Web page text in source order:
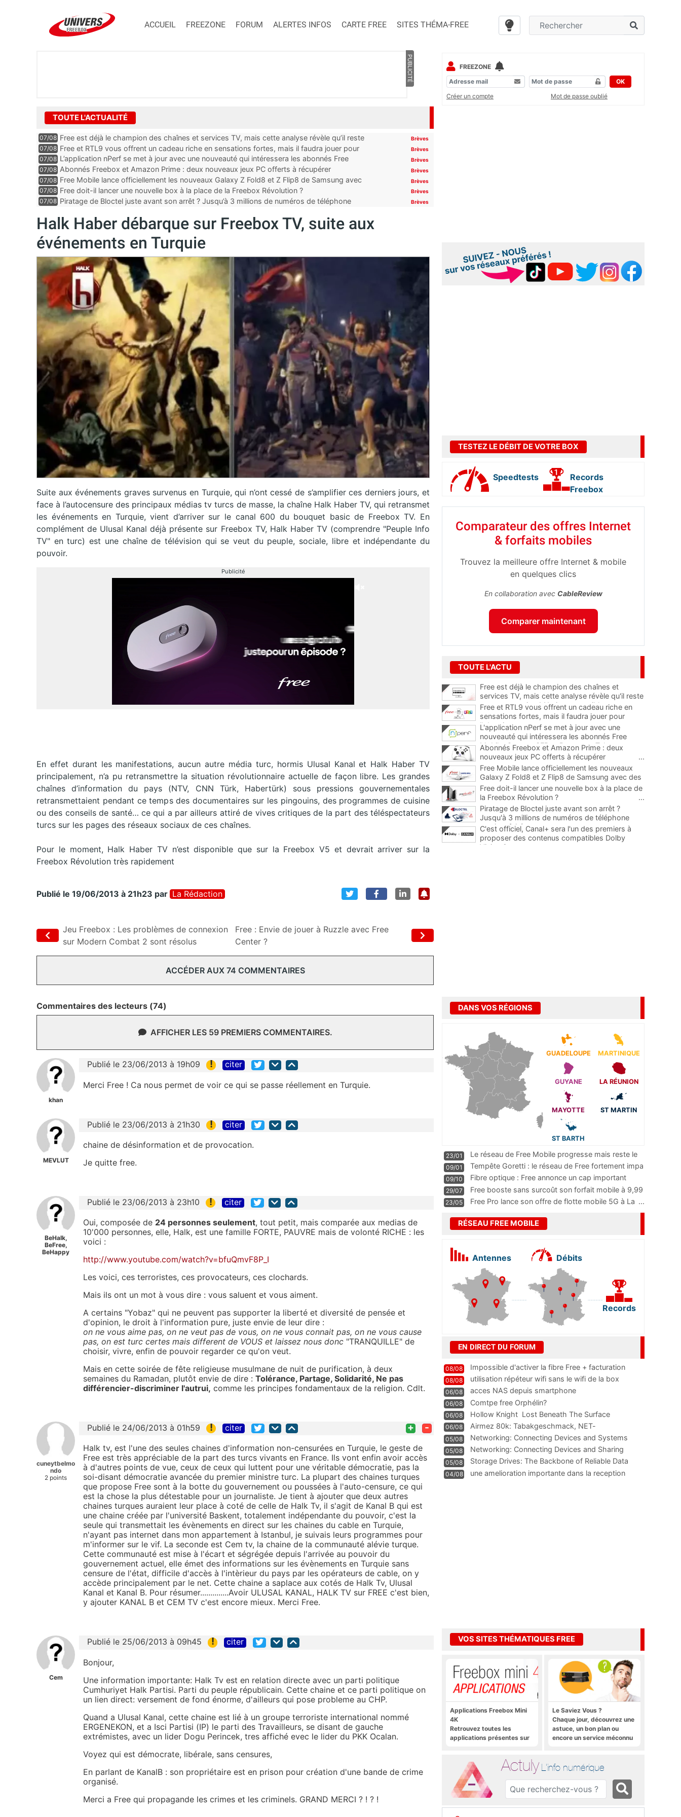
ACCUEIL FREEZONE FORUM ALERTES INFOS CARTE FREE SITES THÉMA-FREE
PUBLICITÉ
TOUTE L'ACTUALITÉ
07/08 Free est déjà le champion des chaînes et services TV, mais cette analyse révèle qu’il reste
encore au moin...
Brèves
07/08 Free et RTL9 vous offrent un cadeau riche en sensations fortes, mais il faudra jouer pour
l’obtenir
Brèves
07/08 L’application nPerf se met à jour avec une nouveauté qui intéressera les abonnés Free
Mobile, Orange, SFR ...
Brèves
07/08 Abonnés Freebox et Amazon Prime : deux nouveaux jeux PC offerts à récupérer Brèves
07/08 Free Mobile lance officiellement les nouveaux Galaxy Z Fold8 et Z Flip8 de Samsung avec
des promos et des cadeaux
Brèves
07/08 Free doit-il lancer une nouvelle box à la place de la Freebox Révolution ? Brèves
07/08 Piratage de Bloctel juste avant son arrêt ? Jusqu’à 3 millions de numéros de téléphone
Brèves
Halk Haber débarque sur Freebox TV, suite aux
événements en Turquie
Suite aux événements graves survenus en Turquie, qui n’ont cessé de s’amplifier ces derniers jours, et
face à l’autocensure des principaux médias tv turcs de masse, la chaîne Halk Haber TV, qui retransmet
les événements en Turquie, vient d’arriver sur le canal 600 du bouquet basic de Freebox TV. En
complément de Ulusal Kanal déjà présente sur Freebox TV, Halk Haber TV (comprendre "Peuple Info
TV" en turc) est une chaîne de télévision qui se veut du peuple, sociale, libre et indépendante du
pouvoir.
Publicité
En effet durant les manifestations, aucun autre média turc, hormis Ulusal Kanal et Halk Haber TV
principalement, n’a pu retransmettre la situation révolutionnaire actuelle de façon libre. Les grandes
chaînes d’information du pays (NTV, CNN Türk, Habertürk) sous pressions gouvernementales
retransmettaient pendant ce temps des documentaires sur les pingouins, des programmes de cuisine
ou des conseils de santé… ce qui a par ailleurs attiré de vives critiques de la part des téléspectateurs
turcs sur les pages des réseaux sociaux de ces chaînes.
Pour le moment, Halk Haber TV n’est disponible que sur la Freebox V5 et devrait arriver sur la
Freebox Révolution très rapidement
Publié le 19/06/2013 à 21h23 par La Rédaction
Jeu Freebox : Les problèmes de connexion
sur Modern Combat 2 sont résolus
Free : Envie de jouer à Ruzzle avec Free
Center ?
ACCÉDER AUX 74 COMMENTAIRES
Commentaires des lecteurs (74)
AFFICHER LES 59 PREMIERS COMMENTAIRES.
khan
Publié le 23/06/2013 à 19h09 ! citer
Merci Free ! Ca nous permet de voir ce qui se passe réellement en Turquie.
MEVLUT
Publié le 23/06/2013 à 21h30 ! citer
chaine de désinformation et de provocation.
Je quitte free.
BeHalk,
BeFree,
BeHappy
Publié le 23/06/2013 à 23h10 ! citer
Oui, composée de 24 personnes seulement, tout petit, mais comparée aux medias de
10'000 personnes, elle, Halk, est une famille FORTE, PAUVRE mais de volonté RICHE : les
voici :
http://www.youtube.com/watch?v=bfuQmvF8P_I
Les voici, ces terroristes, ces provocateurs, ces clochards.
Mais ils ont un mot à vous dire : vous saluent et vous aiment.
A certains "Yobaz" qui ne peuvent pas supporter la liberté et diversité de pensée et
d'opinion, le droit à l'information pure, juste envie de leur dire :
on ne vous aime pas, on ne veut pas de vous, on ne vous connait pas, on ne vous cause
pas, on est turc certes mais different de VOUS et laissez nous donc "TRANQUILLE" de
choisir, vivre, enfin de pouvoir regarder ce qu'on veut.
Mais en cette soirée de fête religieuse musulmane de nuit de purification, à deux
semaines du Ramadan, plutôt envie de dire : Tolérance, Partage, Solidarité, Ne pas
différencier-discriminer l'autrui, comme les principes fondamentaux de la religion. Cdlt.
cuneytbelmo
ndo
2 points
Publié le 24/06/2013 à 01h59 ! citer + -
Halk tv, est l'une des seules chaines d'information non-censurées en Turquie, le geste de
Free est très appréciable de la part des turcs vivants en France. Ils vont enfin avoir accès
à d'autres points de vue, ceux de ceux qui luttent pour une véritable démocratie, pas la
soi-disant démocratie avancée du premier ministre turc. La plupart des chaines turques
que propose Free sont à la botte du gouvernement ou poussées à l'auto-censure, ce qui
est la chose la plus détestable pour un journaliste. Je tient à ajouter que deux autres
chaines turques auraient leur place à coté de celle de Halk Tv, il s'agit de Kanal B qui est
une chaine créée par l'université Baskent, totalement indépendante du pouvoir, c'est la
seule qui transmettait les évènements en direct sur les chaines du cable en Turquie,
n'ayant pas internet dans mon appartement à Istanbul, je suivais leurs programmes pour
m'informer sur le vif. La seconde est Cem tv, la chaine de la communauté alévie turque.
Cette communauté est mise à l'écart et ségrégée depuis l'arrivée au pouvoir du
gouvernement actuel, elle émet des informations sur les évènements en Turquie sans
censure de l'état, difficile d'accès à l'intèrieur du pays par les opérateurs de cable, on y
accède principalement par le net. Cette chaine a saplace aux cotés de Halk Tv, Ulusal
Kanal et Kanal B. Pour résumer..............Avoir ULUSAL KANAL, HALK TV sur FREE c'est bien,
y ajouter KANAL B et CEM TV c'est encore mieux. Merci Free.
Cem
Publié le 25/06/2013 à 09h45 ! citer
Bonjour,
Une information importante: Halk Tv est en relation directe avec un parti politique
Cumhuriyet Halk Partisi. Parti du peuple républicain. Cette chaine et ce parti politique on
un lien direct: versement de fond énorme, d'ailleurs qui pose probleme au CHP.
Quand a Ulusal Kanal, cette chaine est lié à un groupe terroriste international nommé
ERGENEKON, et a Isci Partisi (IP) le parti des Travailleurs, se disant de gauche
extrémistes, avec un lider Dogu Perincek, tres affiché evec le lider du PKK Ocalan.
Voyez qui est démocrate, libérale, sans censures,
En parlant de KanalB : son propriétaire est en prison pour création d'une bande de crime
organisé.
Merci a Free qui propagande les crimes et les criminels. GRAND MERCI ? ! ? !
FREEZONE
OK
Créer un compte
Mot de passe oublié
TESTEZ LE DÉBIT DE VOTRE BOX
Speedtests
Records
Freebox
Comparateur des offres Internet
& forfaits mobiles
Trouvez la meilleure offre Internet & mobile
en quelques clics
En collaboration avec CableReview
Comparer maintenant
TOUTE L'ACTU
Free est déjà le champion des chaînes et
services TV, mais cette analyse révèle qu'il reste
encore au moins 141 ajouts possibles
Free et RTL9 vous offrent un cadeau riche en
sensations fortes, mais il faudra jouer pour
l'obtenir
L'application nPerf se met à jour avec une
nouveauté qui intéressera les abonnés Free
Mobile, Orange, SFR et Bouygues Telecom
Abonnés Freebox et Amazon Prime : deux
nouveaux jeux PC offerts à récupérer
...
Free Mobile lance officiellement les nouveaux
Galaxy Z Fold8 et Z Flip8 de Samsung avec des
promos et des cadeaux
...
Free doit-il lancer une nouvelle box à la place de
la Freebox Révolution ?
...
Piratage de Bloctel juste avant son arrêt ?
Jusqu'à 3 millions de numéros de téléphone
auraient fuité
C'est officiel, Canal+ sera l'un des premiers à
proposer des contenus compatibles Dolby
Vision 2
DANS VOS RÉGIONS
GUADELOUPE MARTINIQUE
GUYANE LA RÉUNION
MAYOTTE ST MARTIN
ST BARTH
23/01
Le réseau de Free Mobile progresse mais reste le
m
...
09/01
Tempête Goretti : le réseau de Free fortement impa
09/10
Fibre optique : Free annonce un cap important
pass
...
29/07
Free booste sans surcoût son forfait mobile à 9,99
23/05 Free Pro lance son offre de flotte mobile 5G à La ...
RÉSEAU FREE MOBILE
Antennes Débits
Records
EN DIRECT DU FORUM
08/08
Impossible d'activer la fibre Free + facturation
résiliation
08/08 utilisation répéteur wifi sans le wifi de la box
06/08 acces NAS depuis smartphone
06/08 Comtpe free Orphélin?
06/08 Hollow Knight  Lost Beneath The Surface
06/08
Airmez 80k: Tabakgeschmack, NET-
Technologie und Leistung im
05/08 Networking: Connecting Devices and Systems
05/08
Networking: Connecting Devices and Sharing
Information
05/08
Storage Drives: The Backbone of Reliable Data
Management
04/08
une amelioration importante dans la reception
VOS SITES THÉMATIQUES FREE
Applications Freebox Mini
4K
Retrouvez toutes les
applications présentes sur
Le Saviez Vous ?
Chaque jour, découvrez une
astuce, un bon plan ou
encore un service méconnu
Actuly L'info numérique